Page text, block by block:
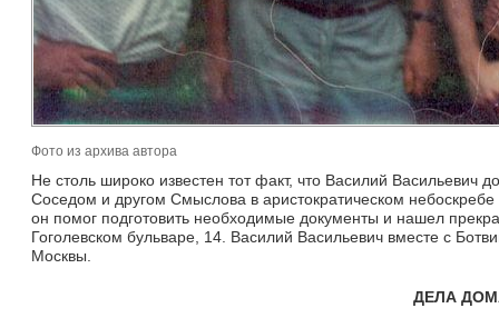
Фото из архива автора
Не столь широко известен тот факт, что Василий
Соседом и другом Смыслова в аристократическом
он помог подготовить необходимые документы и нашел
Гоголевском бульваре, 14. Василий Васильевич вместе с
Москвы.
ДЕЛА